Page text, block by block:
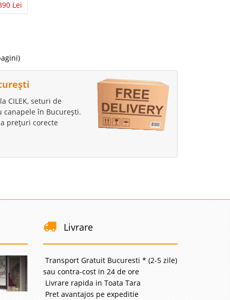
Lei
CILEK, seturi de
în București.
prețuri corecte
Livrare
Transport Gratuit Bucuresti * (2-5 zile)
sau contra-cost in 24 de ore
Livrare rapida in Toata Tara
Pret avantajos pe expeditie